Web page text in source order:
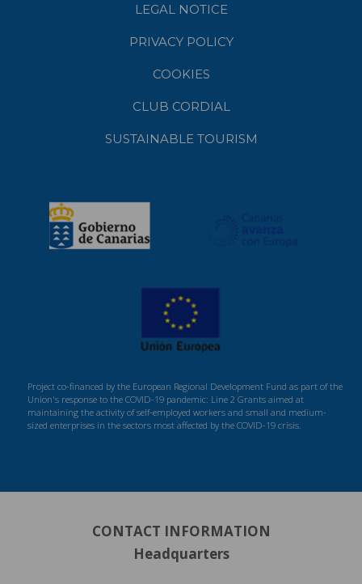
LEGAL NOTICE
PRIVACY POLICY
COOKIES
CLUB CORDIAL
SUSTAINABLE TOURISM
Project co-financed by the European Regional Development Fund as part of the
Union's response to the COVID-19 pandemic: Line 2 Grants aimed at
maintaining the activity of self-employed workers and small and medium-
sized enterprises in the sectors most affected by the COVID-19 crisis.
CONTACT INFORMATION
Headquarters